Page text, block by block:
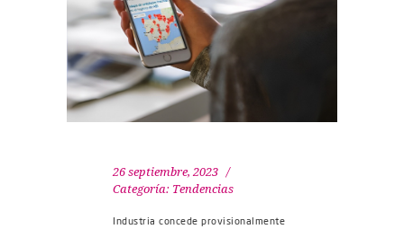
26 septiembre, 2023
Categoría: Tendencias
Industria concede provisionalmente